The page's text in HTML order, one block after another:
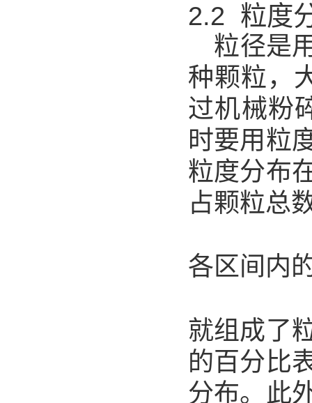
2.2 粒度
粒径是
种颗粒，
过机械粉
时要用粒
粒度分布
占颗粒总
各区间内
就组成了
的百分比
分布。此